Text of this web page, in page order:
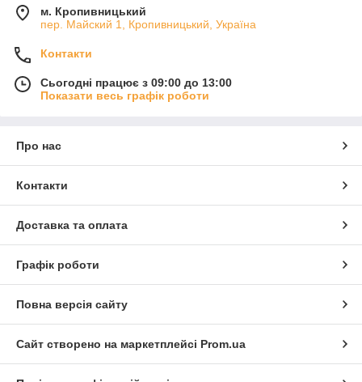
м. Кропивницький
пер. Майский 1, Кропивницький, Україна
Контакти
Сьогодні працює з 09:00 до 13:00
Показати весь графік роботи
Про нас
Контакти
Доставка та оплата
Графік роботи
Повна версія сайту
Сайт створено на маркетплейсі Prom.ua